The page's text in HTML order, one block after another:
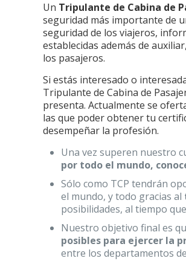
Un Tripulante de Cabina de
seguridad más importante de
seguridad de los viajeros,
establecidas además de
los pasajeros.
Si estás interesado o
Tripulante de Cabina de
presenta. Actualmente se
las que poder obtener tu
desempeñar la profesión.
Una vez superen nuestro
por todo el mundo,
Sólo como TCP tendrán
el mundo, y todo gracias al
posibilidades, al tiempo
Nuestro objetivo final es
posibles para ejercer la
entre los departamentos